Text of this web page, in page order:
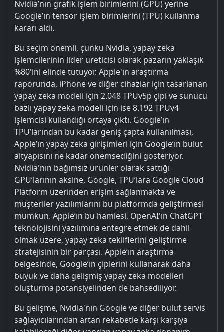
Nvidia’nın grafik işlem birimlerini (GPU) yerine
Google’ın tensör işlem birimlerini (TPU) kullanma
kararı aldı.
Bu seçim önemli, çünkü Nvidia, yapay zeka
işlemcilerinin lider üreticisi olarak pazarın yaklaşık
%80'ini elinde tutuyor. Apple'ın araştırma
raporunda, iPhone ve diğer cihazlar için tasarlanan
yapay zeka modeli için 2.048 TPUv5p çipi ve sunucu
bazlı yapay zeka modeli için ise 8.192 TPUv4
işlemcisi kullandığı ortaya çıktı. Google’ın
TPU’larından bu kadar geniş çapta kullanılması,
Apple’ın yapay zeka girişimleri için Google’ın bulut
altyapısını ne kadar önemsediğini gösteriyor.
Nvidia'nın bağımsız ürünler olarak sattığı
GPU’larının aksine, Google, TPU’lara Google Cloud
Platform üzerinden erişim sağlanmakta ve
müşteriler yazılımlarını bu platformda geliştirmesi
mümkün. Apple’ın bu hamlesi, OpenAI'ın ChatGPT
teknolojisini yazılımına entegre etmek de dahil
olmak üzere, yapay zeka tekliflerini geliştirme
stratejisinin bir parçası. Apple’ın araştırma
belgesinde, Google’ın çiplerini kullanarak daha
büyük ve daha gelişmiş yapay zeka modelleri
oluşturma potansiyelinden de bahsediliyor.
Bu gelişme, Nvidia'nın Google ve diğer bulut servis
sağlayıcılarından artan rekabetle karşı karşıya